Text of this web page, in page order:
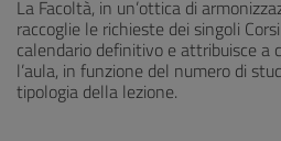
La Facoltà, in un’ottica di
raccoglie le richieste dei singoli
calendario definitivo e attribuisce a
l’aula, in funzione del numero di
tipologia della lezione.